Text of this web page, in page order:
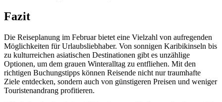
Fazit
Die Reiseplanung im Februar bietet eine Vielzahl von aufregenden
Möglichkeiten für Urlaubsliebhaber. Von sonnigen Karibikinseln bis
zu kulturreichen asiatischen Destinationen gibt es unzählige
Optionen, um dem grauen Winteralltag zu entfliehen. Mit den
richtigen Buchungstipps können Reisende nicht nur traumhafte
Ziele entdecken, sondern auch von günstigeren Preisen und weniger
Touristenandrang profitieren.